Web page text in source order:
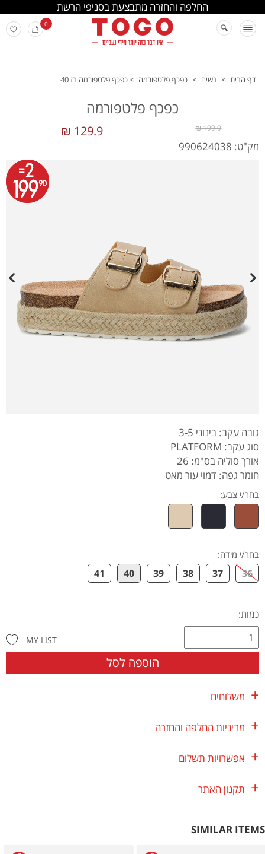
החלפה והחזרה מתבצעת בסניפי הרשת
0
דף הבית > נשים > כפכף פלטפורמה >כפכף פלטפורמה בז 40
כפכף פלטפורמה
129.9 ₪ 199.9 ₪
מק"ט: 990624038
גובה עקב: בינוני 3-5
סוג עקב: PLATFORM
אורך סוליה בס"מ: 26
חומר גפה: דמוי עור מאט
בחר/י צבע:
בחר/י מידה:
36
37
38
39
40
41
כמות:
הוספה לסל
MY LIST
משלוחים
מדיניות החלפה והחזרה
אפשרויות תשלום
תקנון האתר
SIMILAR ITEMS